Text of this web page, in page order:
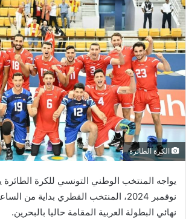
الكرة الطائرة
نهائي البطولة العربية المقامة حاليا بالبحرين.